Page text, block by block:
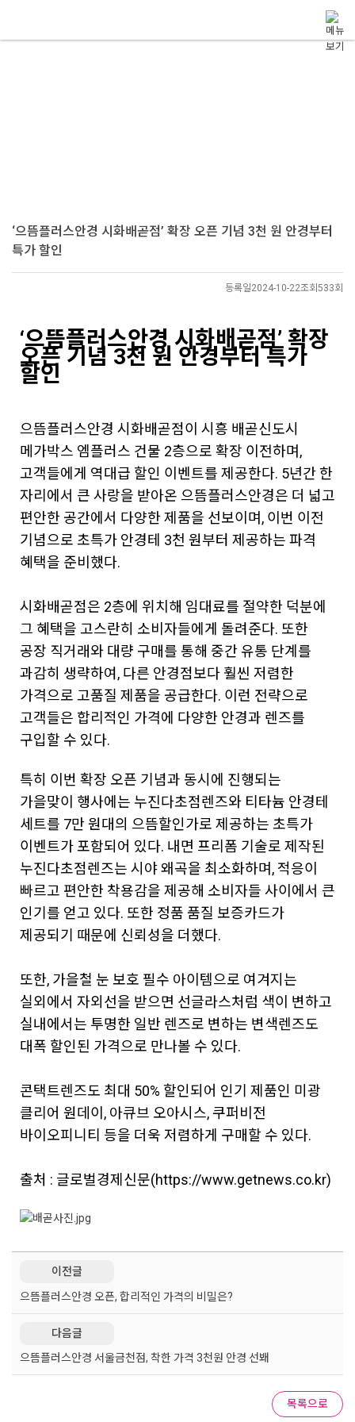
‘으뜸플러스안경 시화배곧점’ 확장 오픈 기념 3천 원 안경부터
특가 할인
등록일2024-10-22조회 533회
‘으뜸플러스안경 시화배곧점’ 확장
오픈 기념 3천 원 안경부터 특가
할인
으뜸플러스안경 시화배곧점이 시흥 배곧신도시
메가박스 엠플러스 건물 2층으로 확장 이전하며,
고객들에게 역대급 할인 이벤트를 제공한다. 5년간 한
자리에서 큰 사랑을 받아온 으뜸플러스안경은 더 넓고
편안한 공간에서 다양한 제품을 선보이며, 이번 이전
기념으로 초특가 안경테 3천 원부터 제공하는 파격
혜택을 준비했다.
시화배곧점은 2층에 위치해 임대료를 절약한 덕분에
그 혜택을 고스란히 소비자들에게 돌려준다. 또한
공장 직거래와 대량 구매를 통해 중간 유통 단계를
과감히 생략하여, 다른 안경점보다 훨씬 저렴한
가격으로 고품질 제품을 공급한다. 이런 전략으로
고객들은 합리적인 가격에 다양한 안경과 렌즈를
구입할 수 있다.
특히 이번 확장 오픈 기념과 동시에 진행되는
가을맞이 행사에는 누진다초점렌즈와 티타늄 안경테
세트를 7만 원대의 으뜸할인가로 제공하는 초특가
이벤트가 포함되어 있다. 내면 프리폼 기술로 제작된
누진다초점렌즈는 시야 왜곡을 최소화하며, 적응이
빠르고 편안한 착용감을 제공해 소비자들 사이에서 큰
인기를 얻고 있다. 또한 정품 품질 보증카드가
제공되기 때문에 신뢰성을 더했다.
또한, 가을철 눈 보호 필수 아이템으로 여겨지는
실외에서 자외선을 받으면 선글라스처럼 색이 변하고
실내에서는 투명한 일반 렌즈로 변하는 변색렌즈도
대폭 할인된 가격으로 만나볼 수 있다.
콘택트렌즈도 최대 50% 할인되어 인기 제품인 미광
클리어 원데이, 아큐브 오아시스, 쿠퍼비전
바이오피니티 등을 더욱 저렴하게 구매할 수 있다.
출처 : 글로벌경제신문(https://www.getnews.co.kr)
이전글
으뜸플러스안경 오픈, 합리적인 가격의 비밀은?
다음글
으뜸플러스안경 서울금천점, 착한 가격 3천원 안경 선봬
목록으로